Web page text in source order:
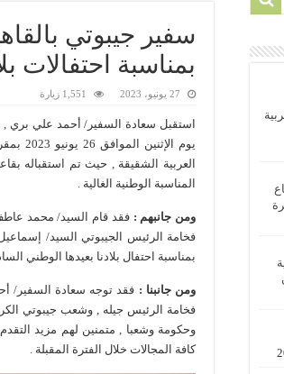
سفير جيبوتي
بمناسبة احتفالات
27 يونيو، 2023 1,551 زيارة
استقبل سعادة السفير/ أحمد علي بري ,
يوم
العربية الشقيقة , حيث تم استقباله
المناسبة الوطنية الغالية .
ومن جانبهم : فقد قام السيد/ محمد
فخامة الرئيس الجيبوتي السيد/
بمناسبة احتفال بلادنا بعيدها الوطني
ومن جانبنا : فقد توجه سعادة السفير/
فخامة الرئيس جيله , وشعب جيبوتي
وحكومة وشعبا , متمنين لهم مزيد التقدم
كافة المجالات خلال الفترة المقبلة .